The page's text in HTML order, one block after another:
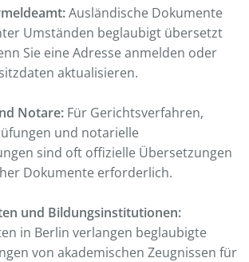
Ausländische Dokumente
Umständen beglaubigt übersetzt
Sie eine Adresse anmelden oder
aktualisieren.
Notare: Für Gerichtsverfahren,
und notarielle
sind oft offizielle Übersetzungen
Dokumente erforderlich.
und Bildungsinstitutionen:
in Berlin verlangen beglaubigte
von akademischen Zeugnissen für